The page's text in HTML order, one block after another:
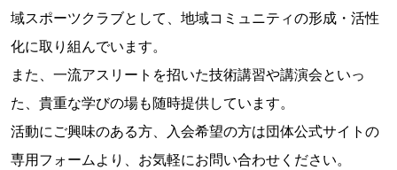
域スポーツクラブとして、地域コミュニティの形成・活性
化に取り組んでいます。
また、一流アスリートを招いた技術講習や講演会といっ
た、貴重な学びの場も随時提供しています。
活動にご興味のある方、入会希望の方は団体公式サイトの
専用フォームより、お気軽にお問い合わせください。